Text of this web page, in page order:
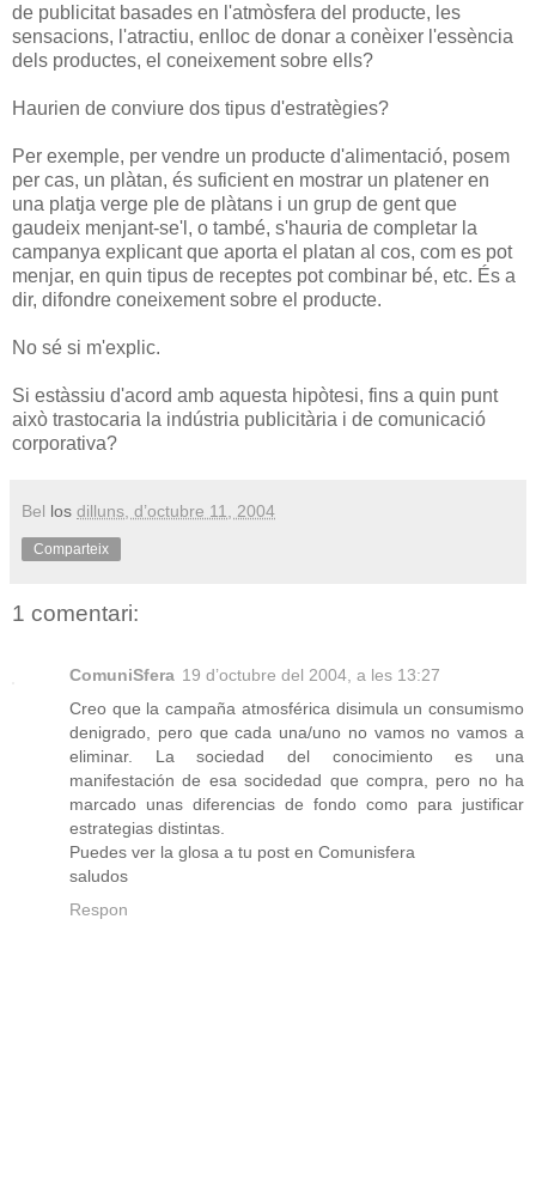
de publicitat basades en l'atmòsfera del producte, les
sensacions, l'atractiu, enlloc de donar a conèixer l'essència
dels productes, el coneixement sobre ells?
Haurien de conviure dos tipus d'estratègies?
Per exemple, per vendre un producte d'alimentació, posem
per cas, un plàtan, és suficient en mostrar un platener en
una platja verge ple de plàtans i un grup de gent que
gaudeix menjant-se'l, o també, s'hauria de completar la
campanya explicant que aporta el platan al cos, com es pot
menjar, en quin tipus de receptes pot combinar bé, etc. És a
dir, difondre coneixement sobre el producte.
No sé si m'explic.
Si estàssiu d'acord amb aquesta hipòtesi, fins a quin punt
això trastocaria la indústria publicitària i de comunicació
corporativa?
Bel los dilluns, d’octubre 11, 2004
Comparteix
1 comentari:
ComuniSfera 19 d’octubre del 2004, a les 13:27
Creo que la campaña atmosférica disimula un consumismo
denigrado, pero que cada una/uno no vamos no vamos a
eliminar. La sociedad del conocimiento es una
manifestación de esa socidedad que compra, pero no ha
marcado unas diferencias de fondo como para justificar
estrategias distintas.
Puedes ver la glosa a tu post en Comunisfera
saludos
Respon